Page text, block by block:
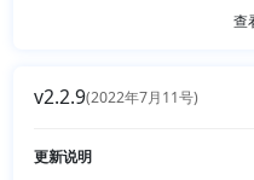
10. 头条小程序支持一键获取手
13. 后台管理新增夜间深色模式
15. 更新底层框架
查
v2.2.9(2022年7月11号)
更新说明